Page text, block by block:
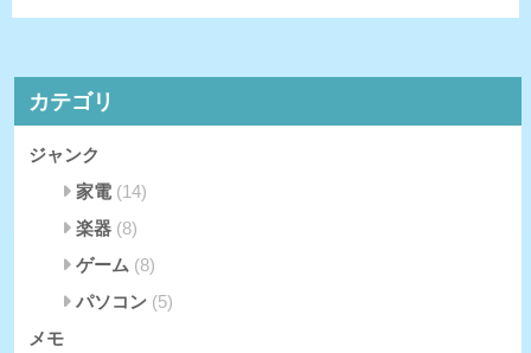
カテゴリ
ジャンク
家電(14)
楽器(8)
ゲーム (8)
パソコン(5)
メモ